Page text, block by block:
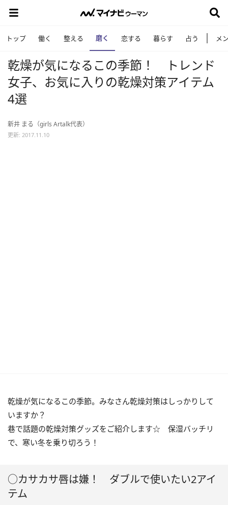
トップ 働く 整える 磨く 恋する 暮らす 占う メ
乾燥が気になるこの季節！ トレンド
女子、お気に入りの乾燥対策アイテム
4選
新井 まる（girls Artalk代表）
更新: 2017.11.10
乾燥が気になるこの季節。みなさん乾燥対策はしっかりして
いますか？
巷で話題の乾燥対策グッズをご紹介します☆ 保湿バッチリ
で、寒い冬を乗り切ろう！
○カサカサ唇は嫌！ ダブルで使いたい2アイ
テム